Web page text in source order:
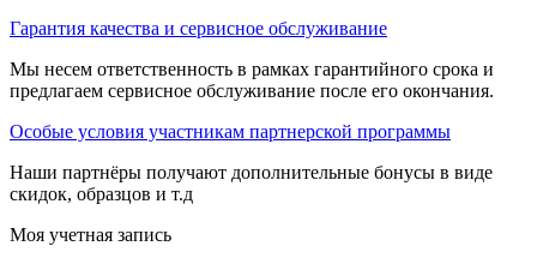
Гарантия качества и сервисное обслуживание
Мы несем ответственность в рамках гарантийного срока и
предлагаем сервисное обслуживание после его окончания.
Особые условия участникам партнерской программы
Наши партнёры получают дополнительные бонусы в виде
скидок, образцов и т.д
Моя учетная запись